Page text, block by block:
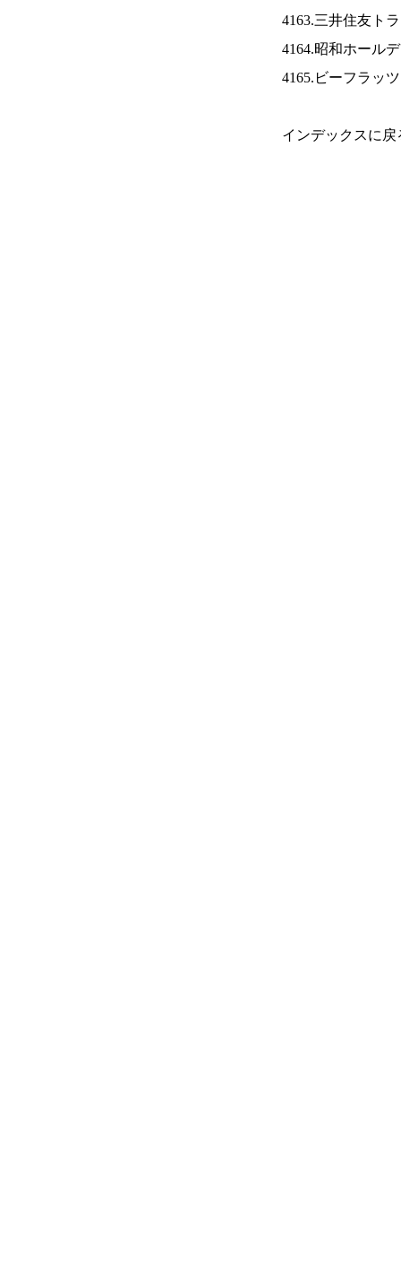
4163.三井住友ト
4164.昭和ホール
4165.ビーフラッ
インデックスに戻